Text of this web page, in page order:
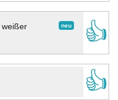
neu
weißer
👍
👍